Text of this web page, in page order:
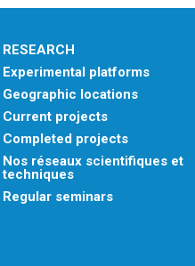
RESEARCH
Experimental platforms
Geographic locations
Current projects
Completed projects
Nos réseaux scientifiques et
techniques
Regular seminars